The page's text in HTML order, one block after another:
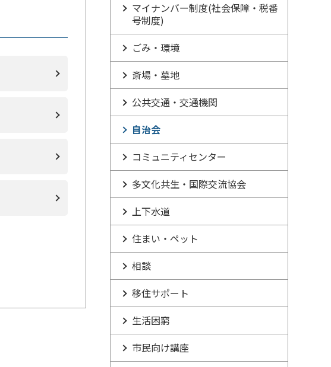
マイナンバー制度(社会保障・税番
号制度)
ごみ・環境
斎場・墓地
公共交通・交通機関
自治会
コミュニティセンター
多文化共生・国際交流協会
上下水道
住まい・ペット
相談
移住サポート
生活困窮
市民向け講座